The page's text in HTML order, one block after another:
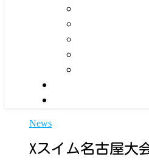
News
Xスイム名古屋大